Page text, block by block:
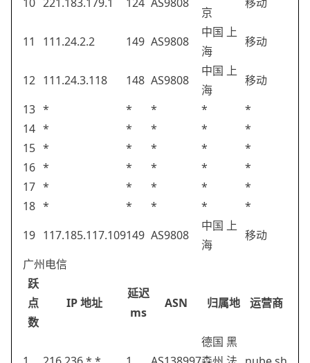
京
11 111.24.2.2 149 AS9808
中国 上
海
移动
12 111.24.3.118 148 AS9808
中国 上
海
移动
13 * * * *
*
14 * * * *
*
15 * * * *
*
16 * * * *
*
17 * * * *
*
18 * * * *
*
19 117.185.117.109149 AS9808
中国 上
海
移动
广州电信
跃
点
数
IP 地址
延迟
ms
ASN 归属地 运营商
德国 黑